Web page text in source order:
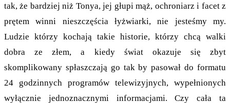
tak, że bardziej niż Tonya, jej głupi mąż, ochroniarz i facet z
prętem winni nieszczęścia łyżwiarki, nie jesteśmy my.
Ludzie którzy kochają takie historie, którzy chcą walki
dobra ze złem, a kiedy świat okazuje się zbyt
skomplikowany spłaszczają go tak by pasował do formatu
24 godzinnych programów telewizyjnych, wypełnionych
wyłącznie jednoznacznymi informacjami. Czy cała ta